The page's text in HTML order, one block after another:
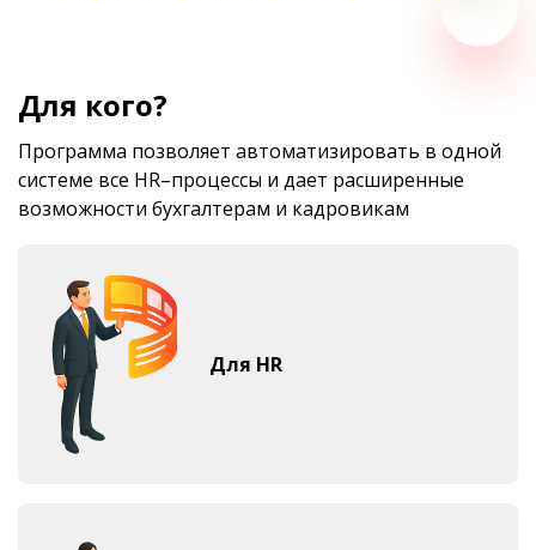
Для кого?
Программа позволяет автоматизировать в одной
системе все HR–процессы и дает расширенные
возможности бухгалтерам и кадровикам
Для HR